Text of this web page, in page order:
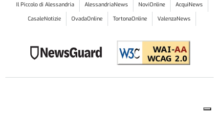
Il Piccolo di Alessandria AlessandriaNews NoviOnline
AcquiNews
CasaleNotizie
OvadaOnline TortonaOnline ValenzaNews